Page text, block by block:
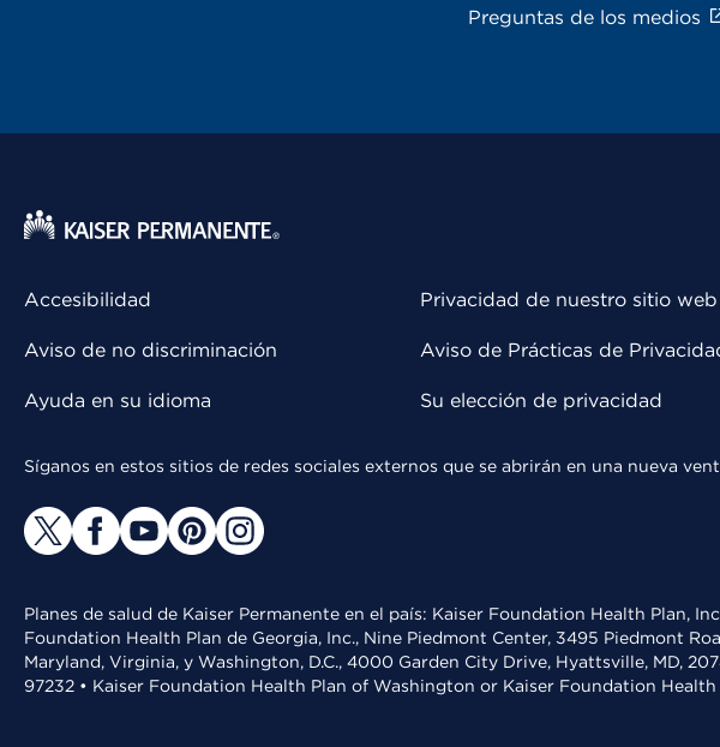
Preguntas de los medios
Accesibilidad
Aviso de no discriminación
Ayuda en su idioma
Privacidad de nuestro sitio web
Aviso de Prácticas de
Su elección de privacidad
Síganos en estos sitios de redes sociales externos que se abrirán en una nueva
Planes de salud de Kaiser Permanente en el país: Kaiser Foundation Health Plan,
Foundation Health Plan de Georgia, Inc., Nine Piedmont Center, 3495 Piedmont
Maryland, Virginia, y Washington, D.C., 4000 Garden City Drive, Hyattsville, MD,
97232 • Kaiser Foundation Health Plan of Washington or Kaiser Foundation